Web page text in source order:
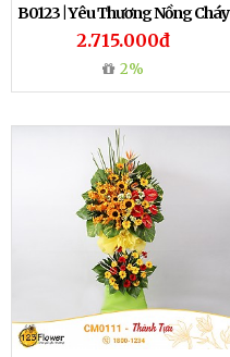
B0123 | Yêu Thương Nồng Cháy
2.715.000đ
2%